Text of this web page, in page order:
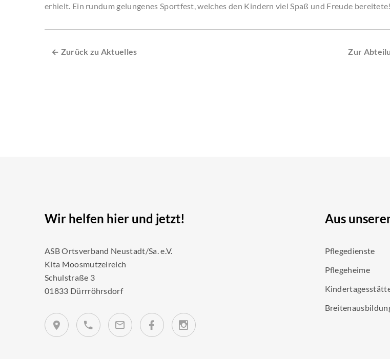
erhielt. Ein rundum gelungenes Sportfest, welches den Kindern viel Spaß und Freude bereitete!
← Zurück zu Aktuelles Zur
Wir helfen hier und jetzt!
ASB Ortsverband Neustadt/Sa. e.V.
Kita Moosmutzelreich
Schulstraße 3
01833 Dürrröhrsdorf
Aus
Pflegedienste
Pflegeheime